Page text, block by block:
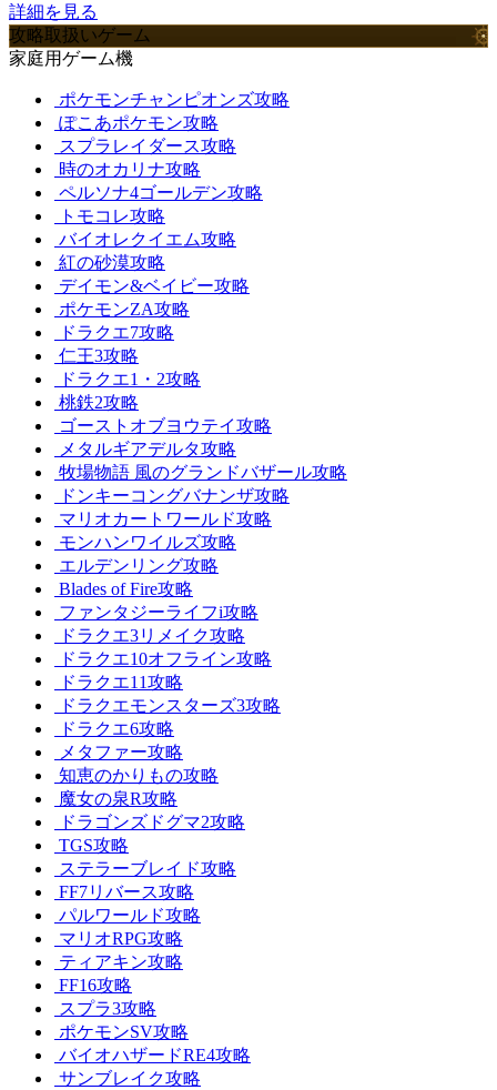
詳細を見る
攻略取扱いゲーム
家庭用ゲーム機
ポケモンチャンピオンズ攻略
ぽこあポケモン攻略
スプラレイダース攻略
時のオカリナ攻略
ペルソナ4ゴールデン攻略
トモコレ攻略
バイオレクイエム攻略
紅の砂漠攻略
デイモン&ベイビー攻略
ポケモンZA攻略
ドラクエ7攻略
仁王3攻略
ドラクエ1・2攻略
桃鉄2攻略
ゴーストオブヨウテイ攻略
メタルギアデルタ攻略
牧場物語 風のグランドバザール攻略
ドンキーコングバナンザ攻略
マリオカートワールド攻略
モンハンワイルズ攻略
エルデンリング攻略
Blades of Fire攻略
ファンタジーライフi攻略
ドラクエ3リメイク攻略
ドラクエ10オフライン攻略
ドラクエ11攻略
ドラクエモンスターズ3攻略
ドラクエ6攻略
メタファー攻略
知恵のかりもの攻略
魔女の泉R攻略
ドラゴンズドグマ2攻略
TGS攻略
ステラーブレイド攻略
FF7リバース攻略
パルワールド攻略
マリオRPG攻略
ティアキン攻略
FF16攻略
スプラ3攻略
ポケモンSV攻略
バイオハザードRE4攻略
サンブレイク攻略